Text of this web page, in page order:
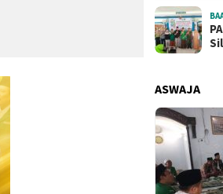
ASWAJA